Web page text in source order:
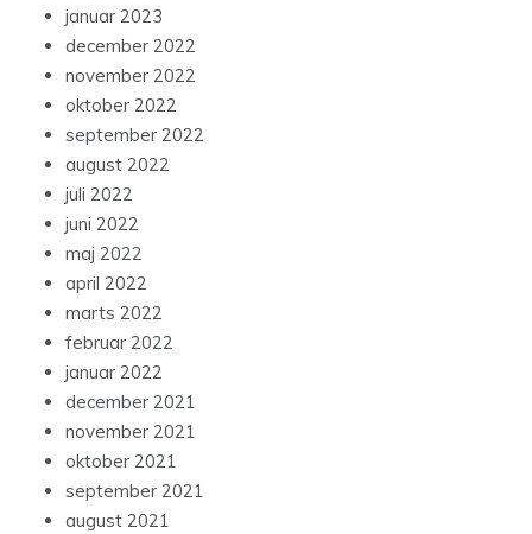
januar 2023
december 2022
november 2022
oktober 2022
september 2022
august 2022
juli 2022
juni 2022
maj 2022
april 2022
marts 2022
februar 2022
januar 2022
december 2021
november 2021
oktober 2021
september 2021
august 2021